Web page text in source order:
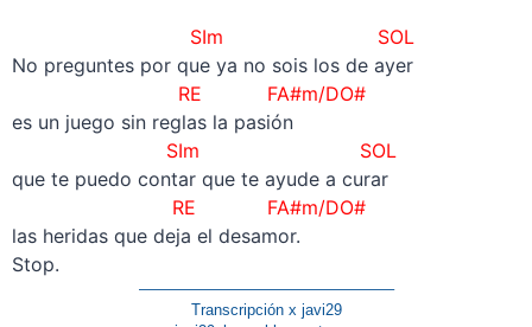
SIm SOL
No preguntes por que ya no sois los de ayer
RE FA#m/DO#
es un juego sin reglas la pasión
SIm SOL
que te puedo contar que te ayude a curar
RE FA#m/DO#
las heridas que deja el desamor.
Stop.
————————————————–
Transcripción x javi29